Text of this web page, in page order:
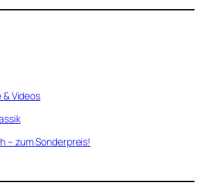
Videos
– zum Sonderpreis!